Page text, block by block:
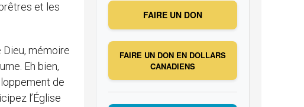
et les
mémoire
Eh bien,
de
l’Église
FAIRE UN DON
FAIRE UN DON EN DOLLARS
CANADIENS